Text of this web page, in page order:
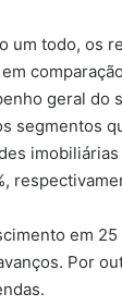
um todo, os
geral do
segmentos
em
Por